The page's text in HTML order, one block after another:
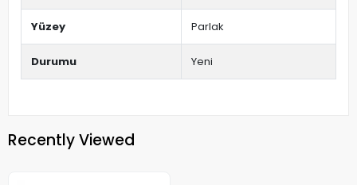
Yüzey Parlak
Durumu Yeni
Recently Viewed